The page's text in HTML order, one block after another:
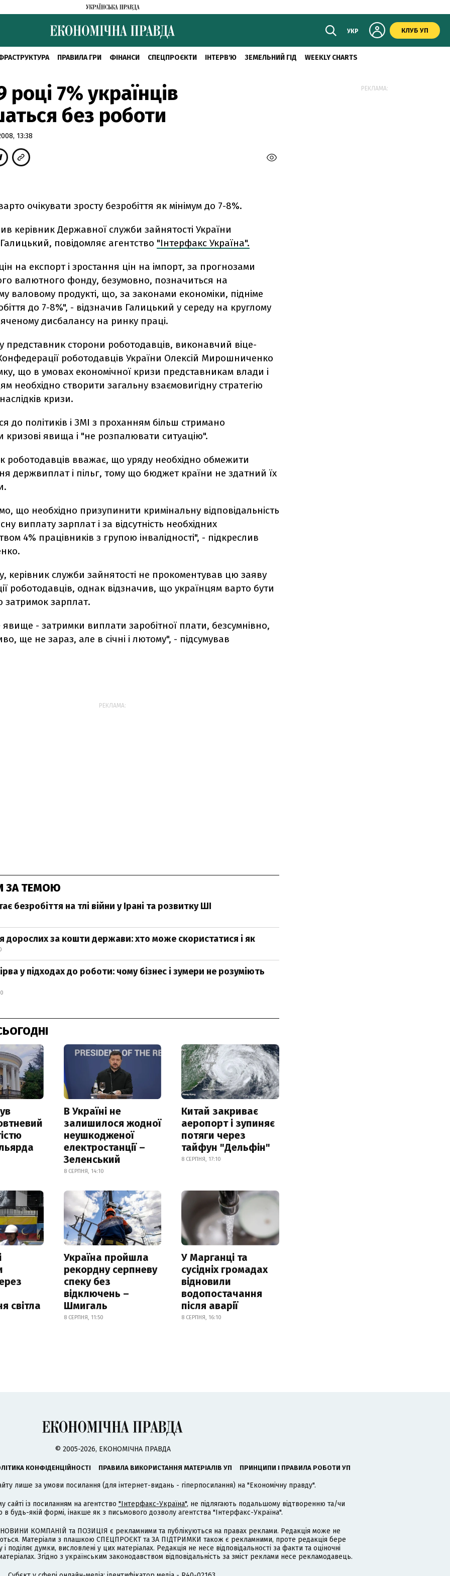
УКР КЛУБ УП
ПРАВИЛА ГРИ ФІНАНСИ СПЕЦПРОЄКТИ ІНТЕРВ'Ю ЗЕМЕЛЬНИЙ ГІД WEEKLY CHARTS
році 7% українців
без роботи
13:38
очікувати зросту безробіття як мінімум до 7-8%.
керівник Державної служби зайнятості України
повідомляє агентство "Інтерфакс Україна".
на експорт і зростання цін на імпорт, за прогнозами
валютного фонду, безумовно, позначиться на
валовому продукті, що, за законами економіки, підніме
до 7-8%", - відзначив Галицький у середу на круглому
дисбалансу на ринку праці.
представник сторони роботодавців, виконавчий віце-
роботодавців України Олексій Мирошниченко
що в умовах економічної кризи представникам влади і
необхідно створити загальну взаємовигідну стратегію
кризи.
до політиків і ЗМІ з проханням більш стримано
кризові явища і "не розпалювати ситуацію".
роботодавців вважає, що уряду необхідно обмежити
держвиплат і пільг, тому що бюджет країни не здатний їх
що необхідно призупинити кримінальну відповідальність
виплату зарплат і за відсутність необхідних
4% працівників з групою інвалідності", - підкреслив
керівник служби зайнятості не прокоментував цю заяву
роботодавців, однак відзначив, що українцям варто бути
затримок зарплат.
- затримки виплати заробітної плати, безсумнівно,
ще не зараз, але в січні і лютому", - підсумував
РЕКЛАМА:
ЗА ТЕМОЮ
безробіття на тлі війни у Ірані та розвитку ШІ
дорослих за кошти держави: хто може скористатися і як
у підходах до роботи: чому бізнес і зумери не розуміють
В Україні не
залишилося жодної
неушкодженої
електростанції –
Зеленський
8 СЕРПНЯ, 14:10
Китай закриває
аеропорт і зупиняє
потяги через
тайфун "Дельфін"
8 СЕРПНЯ, 17:10
світла
Україна пройшла
рекордну серпневу
спеку без
відключень –
Шмигаль
8 СЕРПНЯ, 11:50
У Марганці та
сусідніх громадах
відновили
водопостачання
після аварії
8 СЕРПНЯ, 16:10
РЕКЛАМА:
© 2005-2026, ЕКОНОМІЧНА ПРАВДА
КОНФІДЕНЦІЙНОСТІ ПРАВИЛА ВИКОРИСТАННЯ МАТЕРІАЛІВ УП ПРИНЦИПИ І ПРАВИЛА РОБОТИ УП
лише за умови посилання (для інтернет-видань - гіперпосилання) на "Економічну правду".
сайті із посиланням на агентство "Інтерфакс-Україна", не підлягають подальшому відтворенню та/чи
будь-якій формі, інакше як з письмового дозволу агентства "Інтерфакс-Україна".
НОВИНИ КОМПАНІЙ та ПОЗИЦІЯ є рекламними та публікуються на правах реклами. Редакція може не
Матеріали з плашкою СПЕЦПРОЄКТ та ЗА ПІДТРИМКИ також є рекламними, проте редакція бере
поділяє думки, висловлені у цих матеріалах. Редакція не несе відповідальності за факти та оціночні
Згідно з українським законодавством відповідальність за зміст реклами несе рекламодавець.